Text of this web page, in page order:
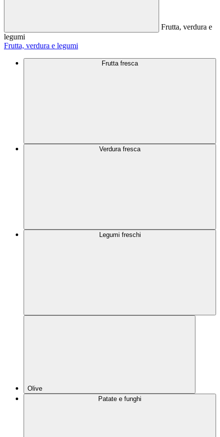
Frutta, verdura e
legumi
Frutta, verdura e legumi
Frutta fresca
Verdura fresca
Legumi freschi
Olive
Patate e funghi